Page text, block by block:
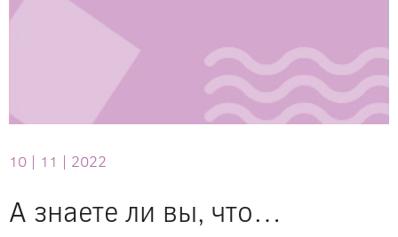
знаете
что…
10 | 11 | 2022
А знаете ли вы, что…